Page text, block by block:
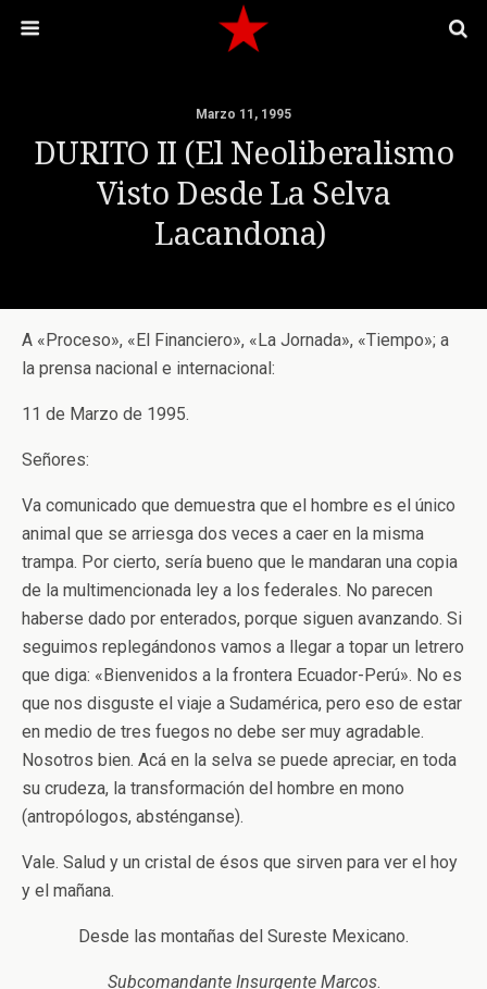
Marzo 11, 1995
DURITO II (El Neoliberalismo
Visto Desde La Selva
Lacandona)
A «Proceso», «El Financiero», «La Jornada», «Tiempo»; a
la prensa nacional e internacional:
11 de Marzo de 1995.
Señores:
Va comunicado que demuestra que el hombre es el único
animal que se arriesga dos veces a caer en la misma
trampa. Por cierto, sería bueno que le mandaran una copia
de la multimencionada ley a los federales. No parecen
haberse dado por enterados, porque siguen avanzando. Si
seguimos replegándonos vamos a llegar a topar un letrero
que diga: «Bienvenidos a la frontera Ecuador-Perú». No es
que nos disguste el viaje a Sudamérica, pero eso de estar
en medio de tres fuegos no debe ser muy agradable.
Nosotros bien. Acá en la selva se puede apreciar, en toda
su crudeza, la transformación del hombre en mono
(antropólogos, absténganse).
Vale. Salud y un cristal de ésos que sirven para ver el hoy
y el mañana.
Desde las montañas del Sureste Mexicano.
Subcomandante Insurgente Marcos.